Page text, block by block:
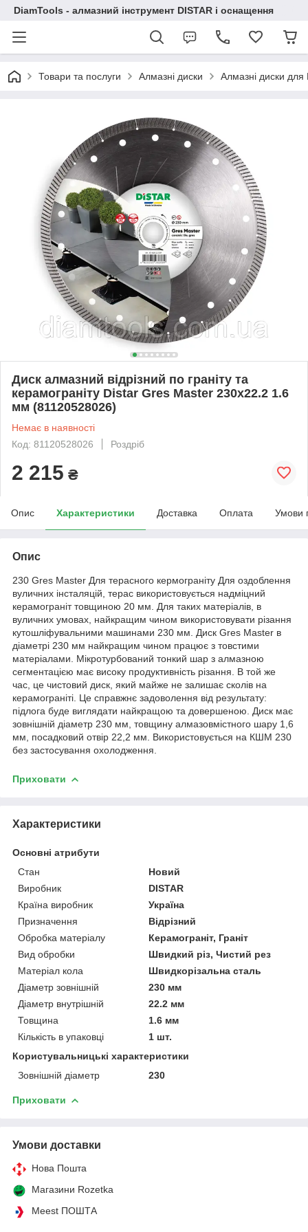
DiamTools - алмазний інструмент DISTAR і оснащення
Товари та послуги Алмазні диски Алмазні диски
Диск алмазний відрізний по граніту та
керамограніту Distar Gres Master 230x22.2 1.6
мм (81120528026)
Немає в наявності
Код: 81120528026
Роздріб
2 215 ₴
Опис Характеристики Доставка Оплата Умови
Опис
230 Gres Master Для терасного кермограніту Для оздоблення
вуличних інсталяцій, терас використовується надміцний
керамограніт товщиною 20 мм. Для таких матеріалів, в
вуличних умовах, найкращим чином використовувати різання
кутошліфувальними машинами 230 мм. Диск Gres Master в
діаметрі 230 мм найкращим чином працює з товстими
матеріалами. Мікротурбований тонкий шар з алмазною
сегментацією має високу продуктивність різання. В той же
час, це чистовий диск, який майже не залишає сколів на
керамограніті. Це справжнє задоволення від результату:
підлога буде виглядати найкращою та довершеною. Диск має
зовнішній діаметр 230 мм, товщину алмазовмістного шару 1,6
мм, посадковий отвір 22,2 мм. Використовується на КШМ 230
без застосування охолодження.
Приховати
Характеристики
Основні атрибути
Стан
Новий
Виробник
DISTAR
Країна виробник
Україна
Призначення
Відрізний
Обробка матеріалу
Керамограніт, Граніт
Вид обробки
Швидкий різ, Чистий рез
Матеріал кола
Швидкорізальна сталь
Діаметр зовнішній
230 мм
Діаметр внутрішній
22.2 мм
Товщина
1.6 мм
Кількість в упаковці
1 шт.
Користувальницькі характеристики
Зовнішній діаметр
230
Приховати
Умови доставки
Нова Пошта
Магазини Rozetka
Meest ПОШТА